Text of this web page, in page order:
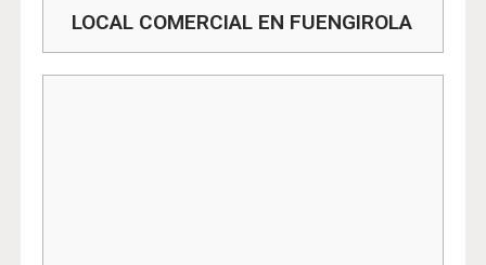
LOCAL COMERCIAL EN FUENGIROLA